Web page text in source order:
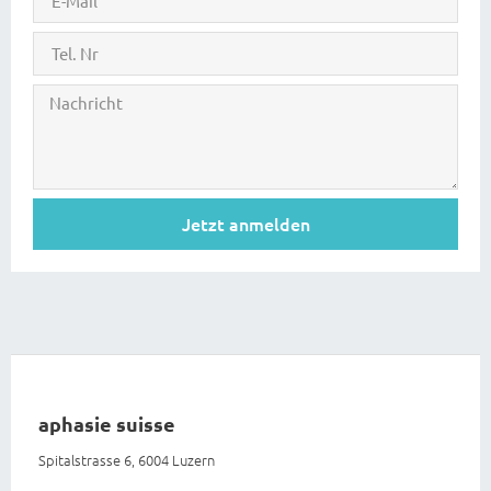
Jetzt anmelden
aphasie suisse
Spitalstrasse 6, 6004 Luzern